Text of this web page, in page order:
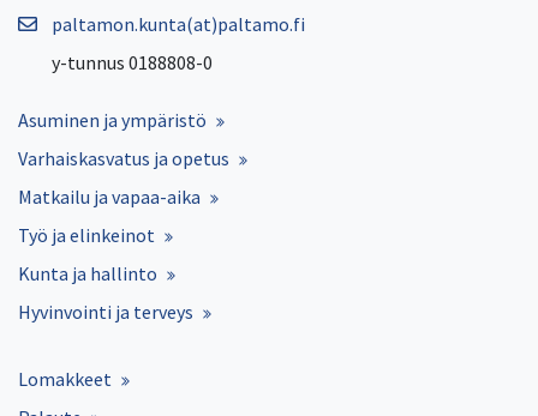
paltamon.kunta(at)paltamo.fi
y-tunnus 0188808-0
Asuminen ja ympäristö
Varhaiskasvatus ja opetus
Matkailu ja vapaa-aika
Työ ja elinkeinot
Kunta ja hallinto
Hyvinvointi ja terveys
Lomakkeet